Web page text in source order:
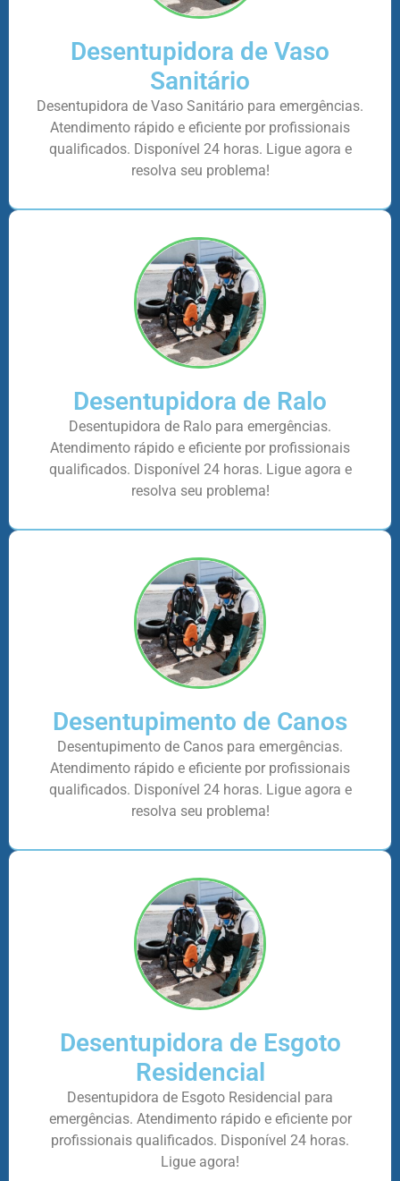
Desentupidora de Vaso
Sanitário
Desentupidora de Vaso Sanitário para emergências.
Atendimento rápido e eficiente por profissionais
qualificados. Disponível 24 horas. Ligue agora e
resolva seu problema!
Desentupidora de Ralo
Desentupidora de Ralo para emergências.
Atendimento rápido e eficiente por profissionais
qualificados. Disponível 24 horas. Ligue agora e
resolva seu problema!
Desentupimento de Canos
Desentupimento de Canos para emergências.
Atendimento rápido e eficiente por profissionais
qualificados. Disponível 24 horas. Ligue agora e
resolva seu problema!
Desentupidora de Esgoto
Residencial
Desentupidora de Esgoto Residencial para
emergências. Atendimento rápido e eficiente por
profissionais qualificados. Disponível 24 horas.
Ligue agora!